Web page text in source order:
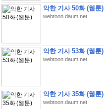
악한 기사 50화 (웹툰)
webtoon.daum.net
악한 기사 53화 (웹툰)
webtoon.daum.net
악한 기사 35화 (웹툰)
webtoon.daum.net